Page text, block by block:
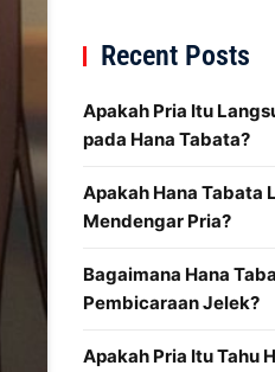
Recent Posts
Apakah Pria Itu
pada Hana Tabata?
Apakah Hana Tabata
Mendengar Pria?
Bagaimana Hana
Pembicaraan Jelek?
Apakah Pria Itu Tahu